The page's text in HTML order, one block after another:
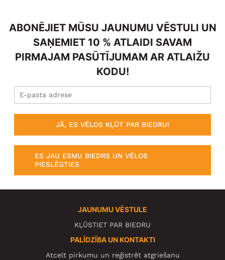
ABONĒJIET MŪSU JAUNUMU VĒSTULI UN
SAŅEMIET 10 % ATLAIDI SAVAM
PIRMAJAM PASŪTĪJUMAM AR ATLAIŽU
KODU!
JĀ, ES VĒLOS KĻŪT PAR BIEDRU!
ES JAU ESMU BIEDRS UN VĒLOS
PIESLĒGTIES
JAUNUMU VĒSTULE
KĻŪSTIET PAR BIEDRU
PALĪDZĪBA UN KONTAKTI
Atcelt pirkumu un reģistrēt atgriešanu